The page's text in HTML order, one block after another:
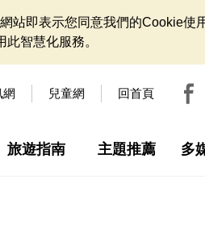
站即表示您同意我們的Cookie使
智慧化服務。
網 兒童網 回首頁
旅遊指南 主題推薦 多